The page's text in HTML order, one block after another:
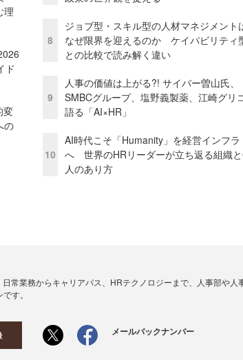
理
ド
変
の
8
ジョブ型・スキル型の人材マネジメント
なぜ限界を迎えるのか ケイパビリティ
との比較で読み解く違い
9
人事の価値は上がる?! サイバー曽山氏、
SMBCグループ、塩野義製薬、江崎グリ
語る「AI×HR」
10
AI時代こそ「Humanity」を経営インフラ
へ 世界のHRリーダーが立ち返る組織
人のあり方
常業務からキャリアパス、HRテクノロジーまで、人事部や
す。
メールバックナンバー